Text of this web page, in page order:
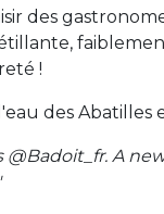
des
!
des Abatilles
@Badoit_fr. A